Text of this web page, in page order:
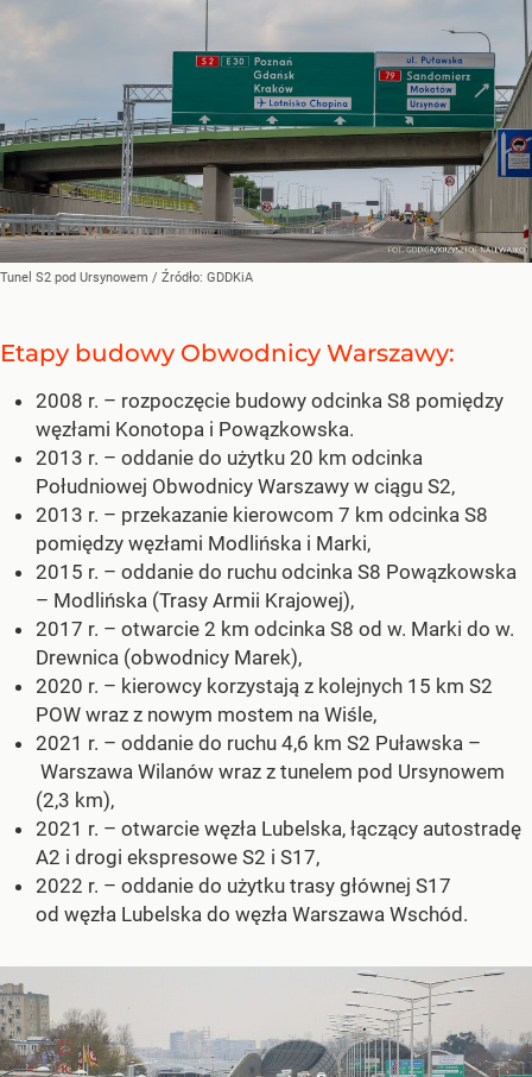
Tunel S2 pod Ursynowem / Źródło: GDDKiA
Etapy budowy Obwodnicy Warszawy:
2008 r. – rozpoczęcie budowy odcinka S8 pomiędzy
węzłami Konotopa i Powązkowska.
2013 r. – oddanie do użytku 20 km odcinka
Południowej Obwodnicy Warszawy w ciągu S2,
2013 r. – przekazanie kierowcom 7 km odcinka S8
pomiędzy węzłami Modlińska i Marki,
2015 r. – oddanie do ruchu odcinka S8 Powązkowska
– Modlińska (Trasy Armii Krajowej),
2017 r. – otwarcie 2 km odcinka S8 od w. Marki do w.
Drewnica (obwodnicy Marek),
2020 r. – kierowcy korzystają z kolejnych 15 km S2
POW wraz z nowym mostem na Wiśle,
2021 r. – oddanie do ruchu 4,6 km S2 Puławska –
Warszawa Wilanów wraz z tunelem pod Ursynowem
(2,3 km),
2021 r. – otwarcie węzła Lubelska, łączący autostradę
A2 i drogi ekspresowe S2 i S17,
2022 r. – oddanie do użytku trasy głównej S17
od węzła Lubelska do węzła Warszawa Wschód.